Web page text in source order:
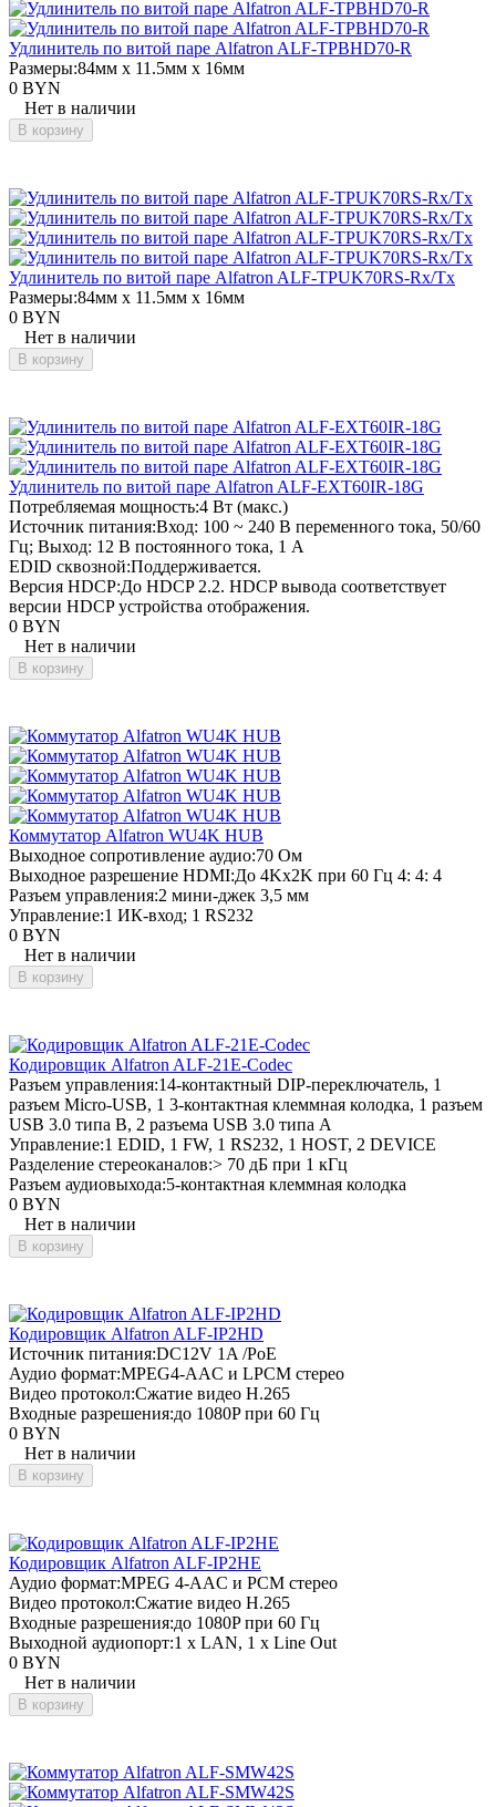
Удлинитель по витой паре Alfatron ALF-TPBHD70-R
Размеры:84мм x 11.5мм x 16мм
0 BYN
Нет в наличии
В корзину
Удлинитель по витой паре Alfatron ALF-TPUK70RS-Rx/Tx
Размеры:84мм x 11.5мм x 16мм
0 BYN
Нет в наличии
В корзину
Удлинитель по витой паре Alfatron ALF-EXT60IR-18G
Потребляемая мощность:4 Вт (макс.)
Источник питания:Вход: 100 ~ 240 В переменного тока, 50/60
Гц; Выход: 12 В постоянного тока, 1 А
EDID сквозной:Поддерживается.
Версия HDCP:До HDCP 2.2. HDCP вывода соответствует
версии HDCP устройства отображения.
0 BYN
Нет в наличии
В корзину
Коммутатор Alfatron WU4K HUB
Выходное сопротивление аудио:70 Ом
Выходное разрешение HDMI:До 4Kx2K при 60 Гц 4: 4: 4
Разъем управления:2 мини-джек 3,5 мм
Управление:1 ИК-вход; 1 RS232
0 BYN
Нет в наличии
В корзину
Кодировщик Alfatron ALF-21E-Codec
Разъем управления:14-контактный DIP-переключатель, 1
разъем Micro-USB, 1 3-контактная клеммная колодка, 1 разъем
USB 3.0 типа B, 2 разъема USB 3.0 типа A
Управление:1 EDID, 1 FW, 1 RS232, 1 HOST, 2 DEVICE
Разделение стереоканалов:> 70 дБ при 1 кГц
Разъем аудиовыхода:5-контактная клеммная колодка
0 BYN
Нет в наличии
В корзину
Кодировщик Alfatron ALF-IP2HD
Источник питания:DC12V 1A /PoE
Аудио формат:MPEG4-AAC и LPCM стерео
Видео протокол:Сжатие видео H.265
Входные разрешения:до 1080P при 60 Гц
0 BYN
Нет в наличии
В корзину
Кодировщик Alfatron ALF-IP2HE
Аудио формат:MPEG 4-AAC и PCM стерео
Видео протокол:Сжатие видео H.265
Входные разрешения:до 1080P при 60 Гц
Выходной аудиопорт:1 x LAN, 1 x Line Out
0 BYN
Нет в наличии
В корзину